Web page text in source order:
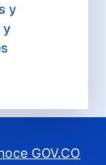
y
y
GOV.CO